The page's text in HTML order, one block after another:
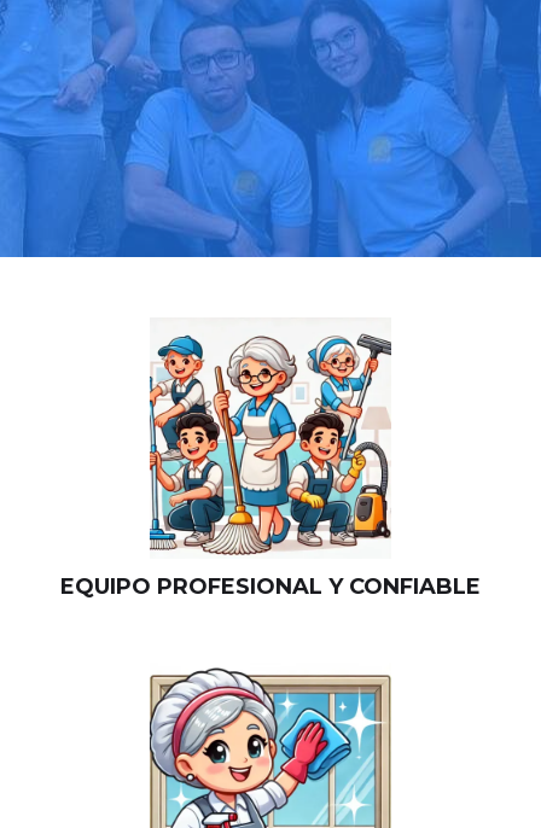
Pide tu presupuesto gratis
Llama hoy: 919 03 52 24
Más de 1000 clientes confían en nosotros
⭐⭐⭐⭐⭐
EQUIPO PROFESIONAL Y CONFIABLE